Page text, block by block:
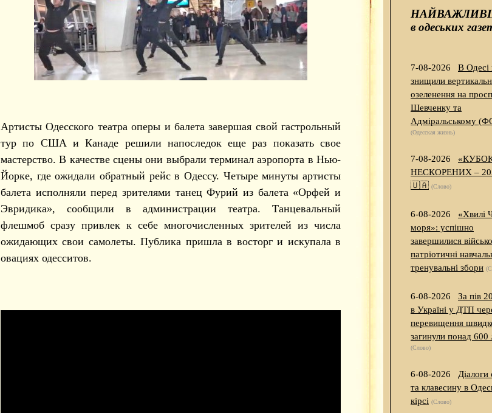
Артисты Одесского театра оперы и балета завершая свой гастрольный
тур по США и Канаде решили напоследок еще раз показать свое
мастерство. В качестве сцены они выбрали терминал аэропорта в Нью-
Йорке, где ожидали обратный рейс в Одессу. Четыре минуты артисты
балета исполняли перед зрителями танец Фурий из балета «Орфей и
Эвридика», сообщили в администрации театра. Танцевальный
флешмоб сразу привлек к себе многочисленных зрителей из числа
ожидающих свои самолеты. Публика пришла в восторг и искупала в
овациях одесситов.
в одеських
7-08-2026
В Одесі
знищили
озеленення на
Шевченку та
Адміральському
(Одесская жизнь)
7-08-2026
НЕСКОРЕНИХ –
🇺🇦 (Слово)
6-08-2026
«Хвилі
моря»: успішно
завершилися
патріотичні
тренувальні збори
6-08-2026
За пів
в Україні у ДТП
перевищення
загинули понад 600
(Слово)
6-08-2026
Діалоги
та клавесину в
кірсі (Слово)